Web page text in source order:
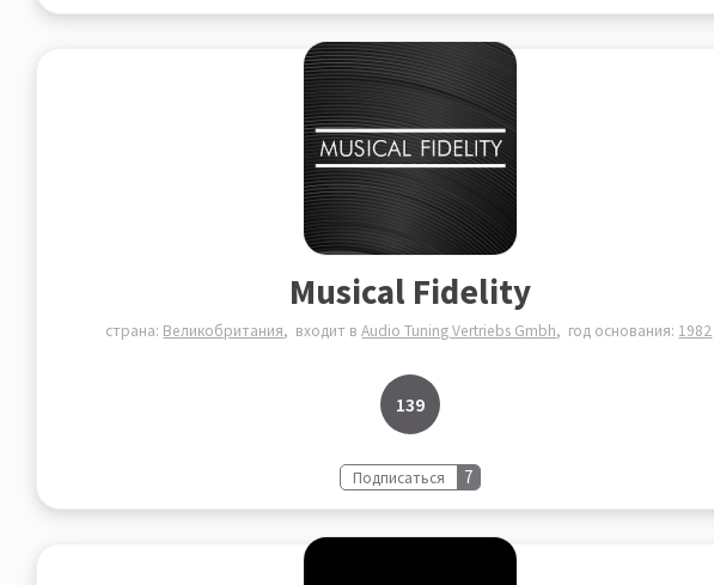
Musical Fidelity
страна: Великобритания входит вAudio Tuning Vertriebs Gmbh год основания: 1982
139
Подписаться 7